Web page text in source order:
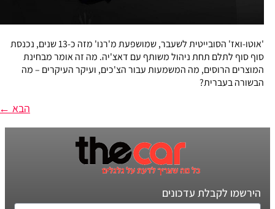
'אוטו-ואז' הסובייטית לשעבר, שמושפעת מ'רנו' מזה כ-13 שנים, נכנסת
סוף סוף לתלם תחת ניהול משותף עם דאצ'יה. מה זה אומר מבחינת
המוצרים הרוסים, מה המשמעות עבור הצ'כים, ועיקר העיקרים – מה
הבשורה בעברית?
הבא←
הירשמו לקבלת עדכונים